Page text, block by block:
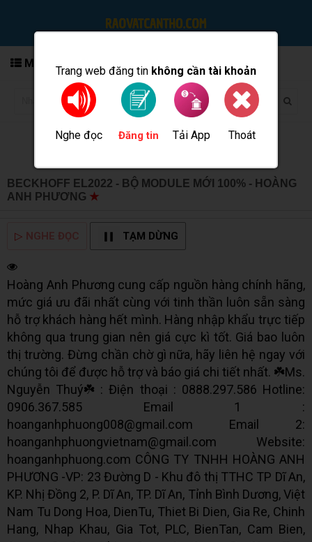
Trang web đăng tin không cần tài khoản
Nghe đọc Đăng tin Tải App Thoát
MENU
BECKHOFF EL2022 - BỘ MODULE MỚI 100% - HOÀNG
ANH PHƯƠNG ★
▷ NGHE ĐỌC TẠM DỪNG
Hoàng Anh Phương cung cấp nguồn hàng chính hãng,
mức giá ưu đãi nhất cùng với tinh thần luôn sẵn sàng
hỗ trợ khách hàng hết mình. Hàng nhập khẩu trực tiếp
không qua trung gian nên giá cực kì tốt. Giá bao luôn
thị trường. Đừng chần chờ gì nữa, hãy liên hệ ngay với
chúng tôi để được hỗ trợ và báo giá chi tiết nhất. ☘️Ms.
Nguyễn Thuý☘️ : Điện thoại : 0888.297.586 Hotline:
0906.367.585 Email 1 :
hoanganhphuong008@gmail.com Email 2:
hoanganhphuongvietnam@gmail.com Website:
hoanganhphuong.com CÔNG TY TNHH HOÀNG ANH
PHƯƠNG -VP: 23 Đường D - Khu đô thị TTHC TP Dĩ An,
KP. Nhị Đồng 2, P. Dĩ An, TP. Dĩ An, Tỉnh Bình Dương, Việt
Nam Tu Dong Hoa, DienTu, Thiet Bi Dien, Gia Re, Chinh
Hang, Nhap Khau, Gia Tot, PLC, BienTan, Cam Bien,